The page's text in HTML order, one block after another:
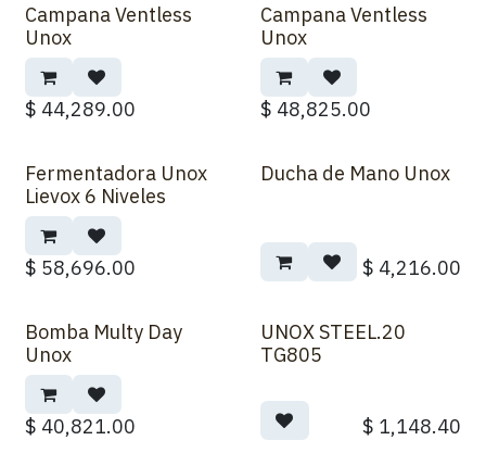
Campana Ventless
Unox
$ 44,289.00
Campana Ventless
Unox
$ 48,825.00
Fermentadora Unox
Lievox 6 Niveles
$ 58,696.00
Ducha de Mano Unox
$ 4,216.00
Bomba Multy Day
Unox
$ 40,821.00
UNOX STEEL.20
TG805
$ 1,148.40